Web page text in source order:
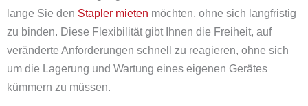
lange Sie den Stapler mieten möchten, ohne sich langfristig
zu binden. Diese Flexibilität gibt Ihnen die Freiheit, auf
veränderte Anforderungen schnell zu reagieren, ohne sich
um die Lagerung und Wartung eines eigenen Gerätes
kümmern zu müssen.